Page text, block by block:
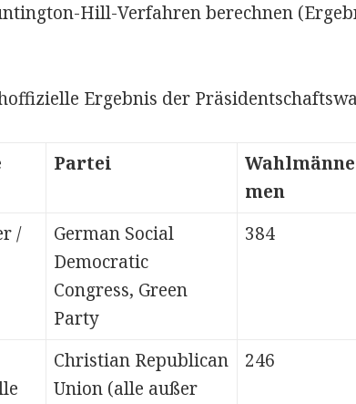
Hill-Verfahren berechnen
Ergebnis der
Partei
men
/
German Social
Democratic
Congress, Green
Party
384
Christian Republican
Union (alle außer
246